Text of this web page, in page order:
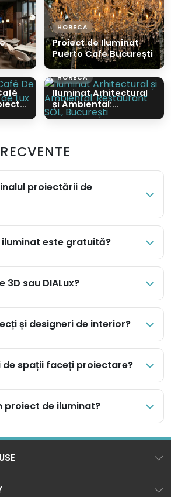
HORECA
Proiect de Iluminat
Puerto Cafe București
HORECA
Iluminat Arhitectural
și Ambiental:
Restaurant SOL,
proiectării de
este gratuită?
3D sau DIALux?
și designeri de interior?
de spații faceți proiectare?
proiect de iluminat?